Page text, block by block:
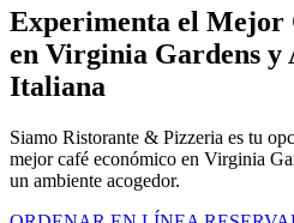
Experimenta el Mejor
en Virginia Gardens y
Italiana
Siamo Ristorante & Pizzeria es tu
mejor café económico en Virginia
un ambiente acogedor.